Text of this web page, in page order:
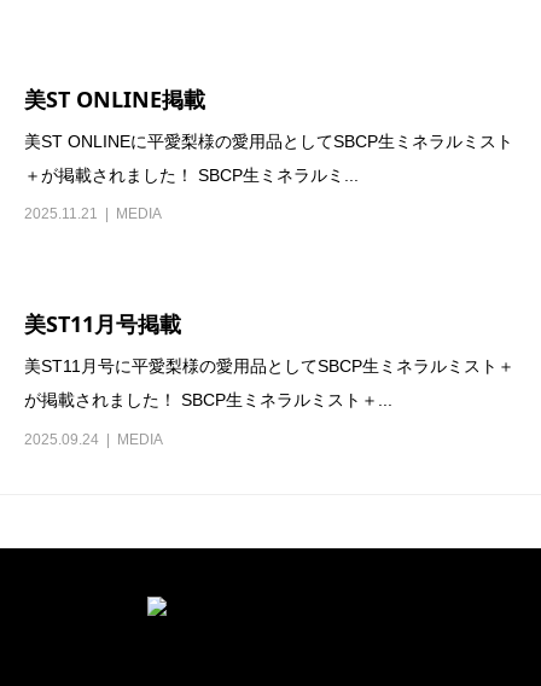
美ST ONLINE掲載
美ST ONLINEに平愛梨様の愛用品としてSBCP生ミネラルミスト
＋が掲載されました！ SBCP生ミネラルミ...
2025.11.21 MEDIA
美ST11月号掲載
美ST11月号に平愛梨様の愛用品としてSBCP生ミネラルミスト＋
が掲載されました！ SBCP生ミネラルミスト＋...
2025.09.24 MEDIA